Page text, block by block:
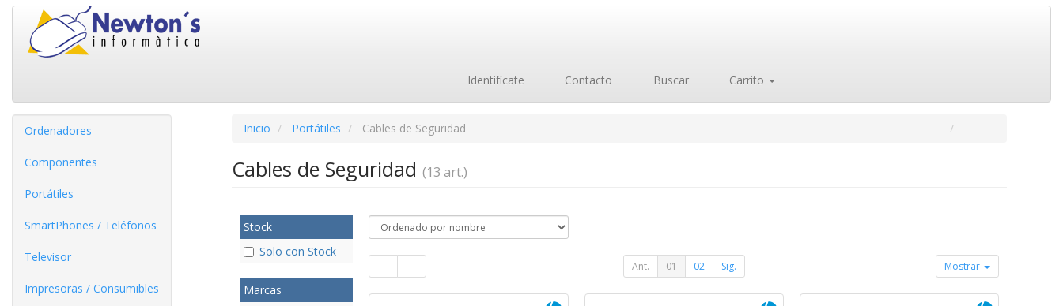
Identifícate Contacto Buscar Carrito
Ordenadores
Componentes
Portátiles
SmartPhones / Teléfonos
Televisor
Impresoras / Consumibles
Inicio Portátiles Cables de Seguridad
Cables de Seguridad (13 art.)
Stock
Solo con Stock
Marcas
Ant. 01 02 Sig. Mostrar